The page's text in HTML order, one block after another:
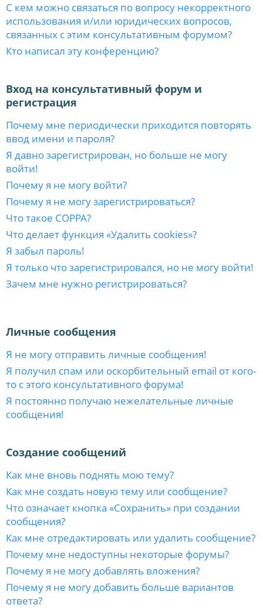
С кем можно связаться по вопросу некорректного
использования и/или юридических вопросов,
связанных с этим консультативным форумом?
Кто написал эту конференцию?
Вход на консультативный форум и
регистрация
Почему мне периодически приходится повторять
ввод имени и пароля?
Я давно зарегистрирован, но больше не могу
войти!
Почему я не могу войти?
Почему я не могу зарегистрироваться?
Что такое COPPA?
Что делает функция «Удалить cookies»?
Я забыл пароль!
Я только что зарегистрировался, но не могу войти!
Зачем мне нужно регистрироваться?
Личные сообщения
Я не могу отправить личные сообщения!
Я получил спам или оскорбительный email от кого-
то с этого консультативного форума!
Я постоянно получаю нежелательные личные
сообщения!
Создание сообщений
Как мне вновь поднять мою тему?
Как мне создать новую тему или сообщение?
Что означает кнопка «Сохранить» при создании
сообщения?
Как мне отредактировать или удалить сообщение?
Почему мне недоступны некоторые форумы?
Почему я не могу добавлять вложения?
Почему я не могу добавить больше вариантов
ответа?